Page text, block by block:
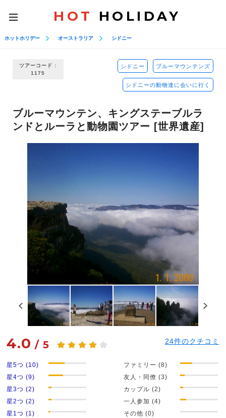
toggle
navigation
HOT HOLIDAY
ホットホリデー オーストラリア シドニー
ツアーコード :
1175
シドニー ブルーマウンテンズ
シドニーの動物達に会いに行く
ブルーマウンテン、キングステーブルラ
ンドとルーラと動物園ツアー [世界遺産]
4.0 /5 24件のクチコミ
星5つ (10)
星4つ (9)
星3つ (2)
星2つ (2)
星1つ (1)
ファミリー (8)
友人・同僚 (3)
カップル (2)
一人参加 (4)
その他 (0)